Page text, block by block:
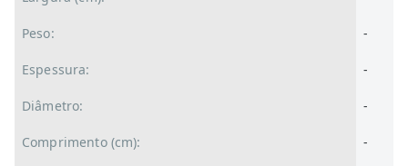
Peso: -
Espessura: -
Diâmetro: -
Comprimento (cm): -